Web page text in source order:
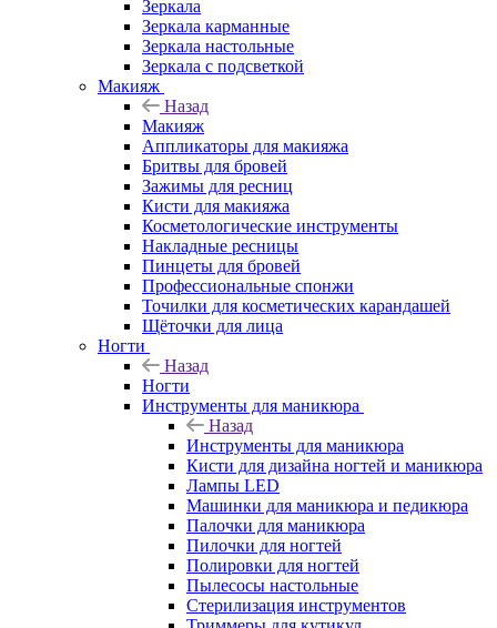
Зеркала
Зеркала карманные
Зеркала настольные
Зеркала с подсветкой
Макияж
Назад
Макияж
Аппликаторы для макияжа
Бритвы для бровей
Зажимы для ресниц
Кисти для макияжа
Косметологические инструменты
Накладные ресницы
Пинцеты для бровей
Профессиональные спонжи
Точилки для косметических карандашей
Щёточки для лица
Ногти
Назад
Ногти
Инструменты для маникюра
Назад
Инструменты для маникюра
Кисти для дизайна ногтей и маникюра
Лампы LED
Машинки для маникюра и педикюра
Палочки для маникюра
Пилочки для ногтей
Полировки для ногтей
Пылесосы настольные
Стерилизация инструментов